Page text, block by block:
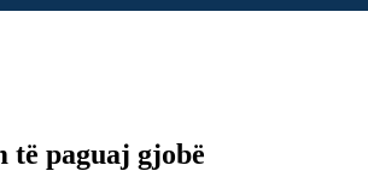
të paguaj gjobë